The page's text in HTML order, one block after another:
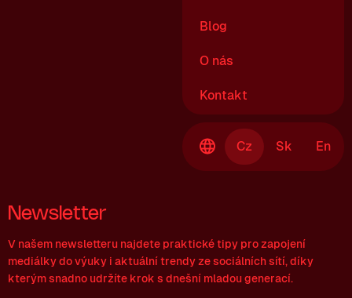
Blog
O nás
Kontakt
Cz Sk En
Newsletter
V našem newsletteru najdete praktické tipy pro zapojení
mediálky do výuky i aktuální trendy ze sociálních sítí, díky
kterým snadno udržíte krok s dnešní mladou generací.